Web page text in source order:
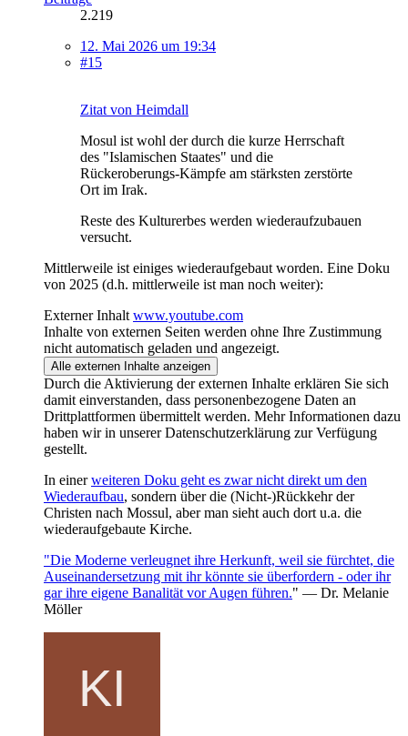
2.219
12. Mai 2026 um 19:34
#15
Zitat von Heimdall
Mosul ist wohl der durch die kurze Herrschaft
des "Islamischen Staates" und die
Rückeroberungs-Kämpfe am stärksten zerstörte
Ort im Irak.
Reste des Kulturerbes werden wiederaufzubauen
versucht.
Mittlerweile ist einiges wiederaufgebaut worden. Eine Doku
von 2025 (d.h. mittlerweile ist man noch weiter):
Externer Inhalt www.youtube.com
Inhalte von externen Seiten werden ohne Ihre Zustimmung
nicht automatisch geladen und angezeigt.
Alle externen Inhalte anzeigen
Durch die Aktivierung der externen Inhalte erklären Sie sich
damit einverstanden, dass personenbezogene Daten an
Drittplattformen übermittelt werden. Mehr Informationen dazu
haben wir in unserer Datenschutzerklärung zur Verfügung
gestellt.
In einerweiteren Doku geht es zwar nicht direkt um den
Wiederaufbau, sondern über die (Nicht-)Rückkehr der
Christen nach Mossul, aber man sieht auch dort u.a. die
wiederaufgebaute Kirche.
"Die Moderne verleugnet ihre Herkunft, weil sie fürchtet, die
Auseinandersetzung mit ihr könnte sie überfordern - oder ihr
gar ihre eigene Banalität vor Augen führen." — Dr. Melanie
Möller